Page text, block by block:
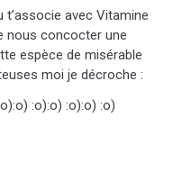
t’associe avec Vitamine
nous concocter une
espèce de misérable
moi je décroche :
:o):o) :o):o) :o)